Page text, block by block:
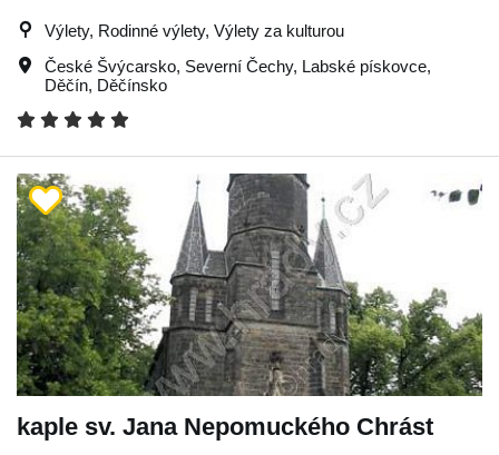
Výlety, Rodinné výlety, Výlety za kulturou
České Švýcarsko, Severní Čechy, Labské pískovce,
Děčín, Děčínsko
kaple sv. Jana Nepomuckého Chrást